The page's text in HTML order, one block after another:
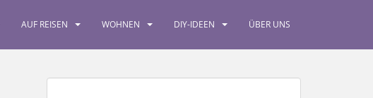
AUF REISEN WOHNEN DIY-IDEEN ÜBER UNS